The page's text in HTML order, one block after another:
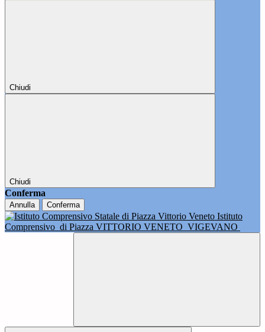
Chiudi
Chiudi
Conferma
Annulla Conferma
Istituto
Comprensivo di Piazza VITTORIO VENETO VIGEVANO